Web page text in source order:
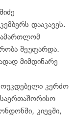
დააკავეს.
შეუფარდა.
მიმდინარე
კერძო
საერთაშორისო
კიევში,